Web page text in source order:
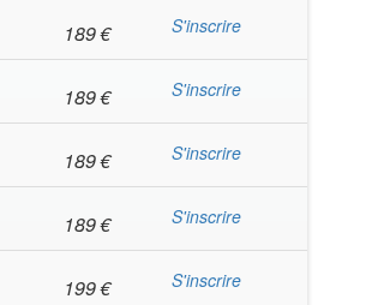
189€ S'inscrire
189€ S'inscrire
189€ S'inscrire
189€ S'inscrire
199€ S'inscrire